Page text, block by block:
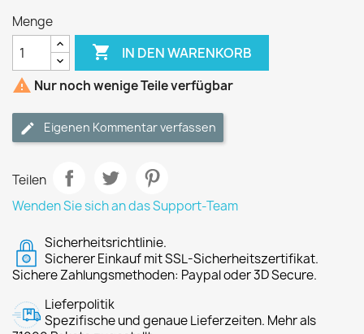
Menge
 IN DEN WARENKORB
 Nur noch wenige Teile verfügbar
Eigenen Kommentar verfassen
Teilen
Wenden Sie sich an das Support-Team
Sicherheitsrichtlinie.
Sicherer Einkauf mit SSL-Sicherheitszertifikat.
Sichere Zahlungsmethoden: Paypal oder 3D Secure.
Lieferpolitik
Spezifische und genaue Lieferzeiten. Mehr als